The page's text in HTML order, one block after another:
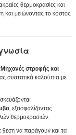
terug!
θερμοκρασίες και
μειώνοντας το κόστος
Μηχανές στροφής και
συστατικά καλούπια με
, εξασφαλίζοντας
θερμοκρασιών.
θέση να παράγουν και τα